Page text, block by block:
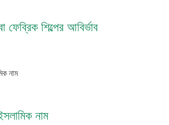
শিল্পের আবির্ভাব
নাম